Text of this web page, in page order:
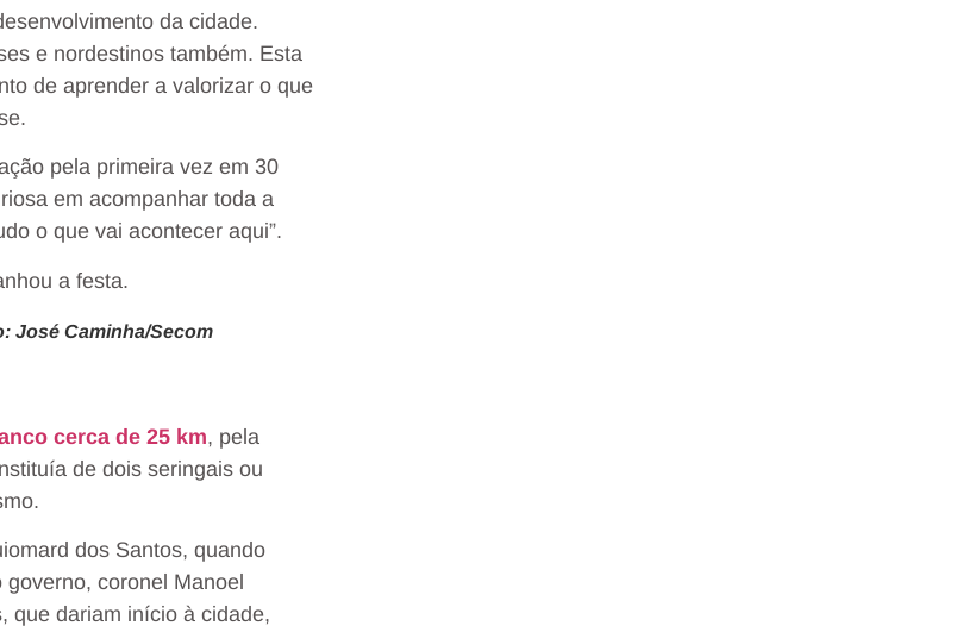
da cidade.
e nordestinos também. Esta
de aprender a valorizar o que
pela primeira vez em 30
em acompanhar toda a
o que vai acontecer aqui”.
a festa.
José Caminha/Secom
cerca de 25 km, pela
de dois seringais ou
dos Santos, quando
coronel Manoel
que dariam início à cidade,